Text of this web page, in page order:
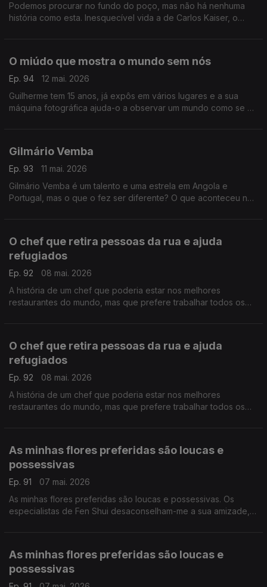
Podemos procurar no fundo do poço, mas não há nenhuma
história como esta. Inesquecível vida a de Carlos Kaiser, o
O miúdo que mostra o mundo sem nós
Ep. 94
12 mai. 2026
Guilherme tem 15 anos, já expôs em vários lugares e a sua
máquina fotográfica ajuda-o a observar um mundo como se o
Gilmário Vemba
Ep. 93
11 mai. 2026
Gilmário Vemba é um talento e uma estrela em Angola e
Portugal, mas o que o fez ser diferente? O que aconteceu na
O chef que retira pessoas da rua e ajuda
refugiados
Ep. 92
08 mai. 2026
A história de um chef que poderia estar nos melhores
restaurantes do mundo, mas que prefere trabalhar todos os
O chef que retira pessoas da rua e ajuda
refugiados
Ep. 92
08 mai. 2026
A história de um chef que poderia estar nos melhores
restaurantes do mundo, mas que prefere trabalhar todos os
As minhas flores preferidas são loucas e
possessivas
Ep. 91
07 mai. 2026
As minhas flores preferidas são loucas e possessivas. Os
especialistas de Fen Shui desaconselham-me a sua amizade,
As minhas flores preferidas são loucas e
possessivas